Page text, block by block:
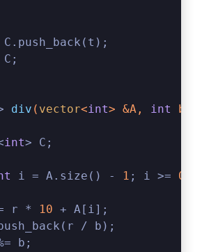
C;
div ( vector<int> &A, int b,
int> C;
i = A.size() - 1 ; i >= 0
r *
10 + A[i];
/ b);
b;